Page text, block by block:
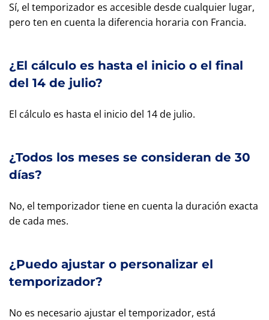
Sí, el temporizador es accesible desde cualquier lugar,
pero ten en cuenta la diferencia horaria con Francia.
¿El cálculo es hasta el inicio o el final
del 14 de julio?
El cálculo es hasta el inicio del 14 de julio.
¿Todos los meses se consideran de 30
días?
No, el temporizador tiene en cuenta la duración exacta
de cada mes.
¿Puedo ajustar o personalizar el
temporizador?
No es necesario ajustar el temporizador, está